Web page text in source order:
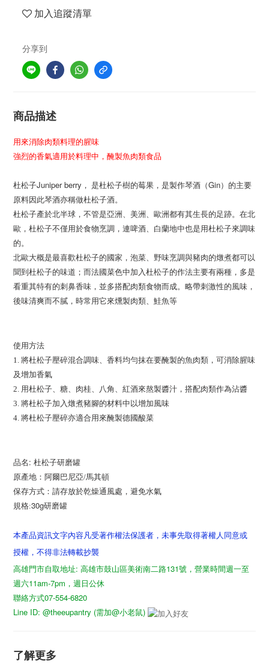
加入追蹤清單
分享到
商品描述
用來消除肉類料理的腥味
強烈的香氣適用於料理中 ， 醃製魚肉類食品
杜松子Juniper berry ， 是杜松子樹的莓果，是製作琴酒（Gin）的主要
原料因此琴酒亦稱做杜松子酒。
杜松子產於北半球，不管是亞洲、美洲、歐洲都有其生長的足跡。在北
歐，杜松子不僅用於食物烹調，連啤酒、白蘭地中也是用杜松子來調味
的。
北歐大概是最喜歡杜松子的國家，泡菜、野味烹調與豬肉的燉煮都可以
聞到杜松子的味道；而法國菜色中加入杜松子的作法主要有兩種，多是
看重其特有的刺鼻香味，並多搭配肉類食物而成。略帶刺激性的風味，
後味清爽而不膩，時常用它來燻製肉類、鮭魚等
使用方法
1. 將杜松子壓碎混合調味、香料均勻抹在要醃製的魚肉類，可消除腥味
及增加香氣
2. 用杜松子、糖、肉桂、八角、紅酒來熬製醬汁，搭配肉類作為沾醬
3. 將杜松子加入燉煮豬腳的材料中以增加風味
4. 將杜松子壓碎亦適合用來醃製德國酸菜
品名 : 杜松子研磨罐
原產地：阿爾巴尼亞/馬其頓
保存方式： 請存放於乾燥通風處，避免水氣
規格:30g研磨罐
本產品資訊文字內容凡受著作權法保護者，未事先取得著權人同意或
授權，不得非法轉載抄襲
高雄門市自取地址: 高雄市鼓山區美術南二路131號，營業時間週一至
週六11am-7pm，週日公休
聯絡方式07-554-6820
Line ID: @theeupantry (需加@小老鼠)
了解更多